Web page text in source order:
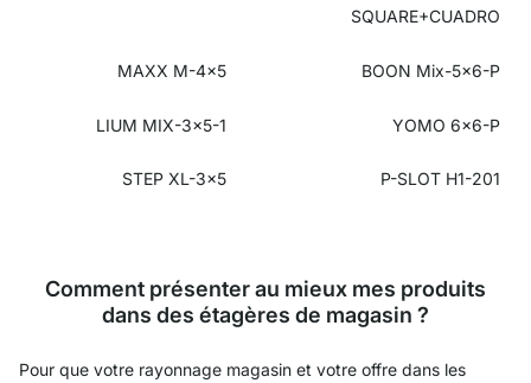
SQUARE+CUADRO
MAXX M-4x5 BOON Mix-5x6-P
LIUM MIX-3x5-1 YOMO 6x6-P
STEP XL-3x5 P-SLOT H1-201
Comment présenter au mieux mes produits
dans des étagères de magasin ?
Pour que votre rayonnage magasin et votre offre dans les